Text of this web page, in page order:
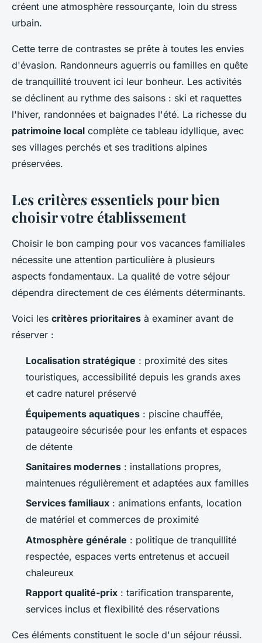
créent une atmosphère ressourçante, loin du stress
urbain.
Cette terre de contrastes se prête à toutes les envies
d'évasion. Randonneurs aguerris ou familles en quête
de tranquillité trouvent ici leur bonheur. Les activités
se déclinent au rythme des saisons : ski et raquettes
l'hiver, randonnées et baignades l'été. La richesse du
patrimoine local complète ce tableau idyllique, avec
ses villages perchés et ses traditions alpines
préservées.
Les critères essentiels pour bien
choisir votre établissement
Choisir le bon camping pour vos vacances familiales
nécessite une attention particulière à plusieurs
aspects fondamentaux. La qualité de votre séjour
dépendra directement de ces éléments déterminants.
Voici les critères prioritaires à examiner avant de
réserver :
Localisation stratégique : proximité des sites
touristiques, accessibilité depuis les grands axes
et cadre naturel préservé
Équipements aquatiques : piscine chauffée,
pataugeoire sécurisée pour les enfants et espaces
de détente
Sanitaires modernes : installations propres,
maintenues régulièrement et adaptées aux familles
Services familiaux : animations enfants, location
de matériel et commerces de proximité
Atmosphère générale : politique de tranquillité
respectée, espaces verts entretenus et accueil
chaleureux
Rapport qualité-prix : tarification transparente,
services inclus et flexibilité des réservations
Ces éléments constituent le socle d'un séjour réussi.